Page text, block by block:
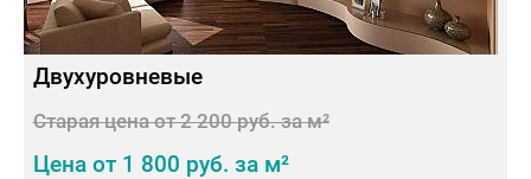
Двухуровневые
Старая цена от 2 200 руб. за м²
Цена от 1 800 руб. за м²